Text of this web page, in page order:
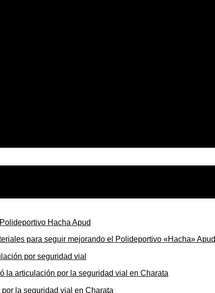
para seguir mejorando el Polideportivo «Hacha» Apud
la articulación por la seguridad vial en Charata